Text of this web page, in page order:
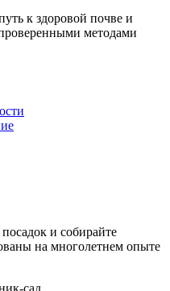
к здоровой почве и
методами
и собирайте
на многолетнем опыте